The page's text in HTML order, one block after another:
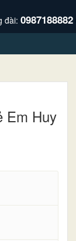
đài: 0987188882
Em Huy